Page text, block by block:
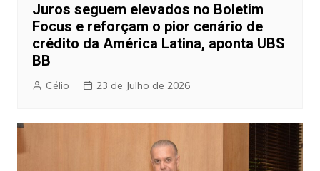
Juros seguem elevados no Boletim
Focus e reforçam o pior cenário de
crédito da América Latina, aponta UBS
BB
Célio 23 de Julho de 2026